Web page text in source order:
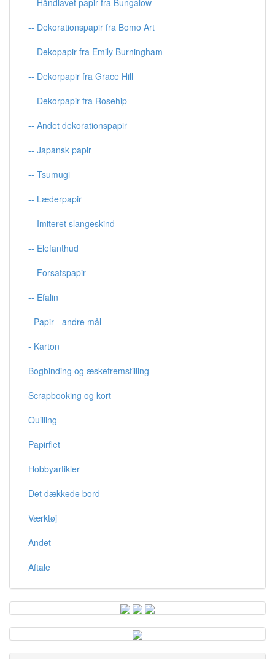
-- Dekorationspapir fra Bomo Art
-- Dekopapir fra Emily Burningham
-- Dekorpapir fra Grace Hill
-- Dekorpapir fra Rosehip
-- Andet dekorationspapir
-- Japansk papir
-- Tsumugi
-- Læderpapir
-- Imiteret slangeskind
-- Elefanthud
-- Forsatspapir
-- Efalin
- Papir - andre mål
- Karton
Bogbinding og æskefremstilling
Scrapbooking og kort
Quilling
Papirflet
Hobbyartikler
Det dækkede bord
Værktøj
Andet
Aftale